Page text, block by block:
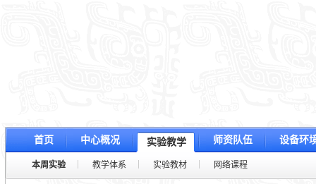
首页 中心概况 实验教学 师资队伍 设备环
本周实验 教学体系 实验教材 网络课程